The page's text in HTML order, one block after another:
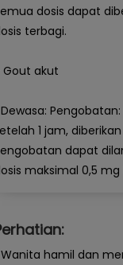
dosis dapat
terbagi.
akut
Dewasa:
1 jam,
dapat
maksimal 0,5 mg
Wanita hamil dan